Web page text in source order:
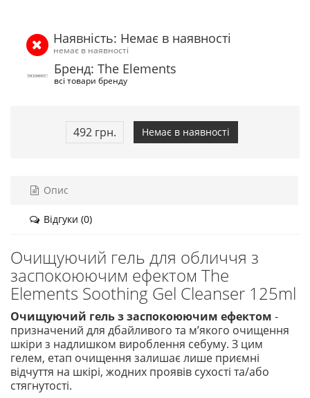
Наявність: Немає в наявності
немає в наявності
Бренд: The Elements
всі товари бренду
492 грн. Немає в наявності
Опис
Відгуки (0)
Очищуючий гель для обличчя з
заспокоюючим ефектом The
Elements Soothing Gel Cleanser 125ml
Очищуючий гель з заспокоюючим ефектом -
призначений для дбайливого та мʼякого очищення
шкіри з надлишком вироблення себуму. З цим
гелем, етап очищення залишає лише приємні
відчуття на шкірі, жодних проявів сухості та/або
стягнутості.